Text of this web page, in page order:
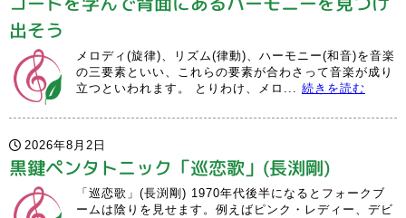
出そう
メロディ(旋律)、リズム(律動)、ハーモニー(和音)を音楽
の三要素といい、これらの要素が合わさって音楽が成り
立つといわれます。 とりわけ、メロ... 続きを読む
2026年8月2日
黒鍵ペンタトニック「巡恋歌」(長渕剛)
「巡恋歌」(長渕剛) 1970年代後半になるとフォークブ
ームは陰りを見せます。例えばピンク・レディー、デビ